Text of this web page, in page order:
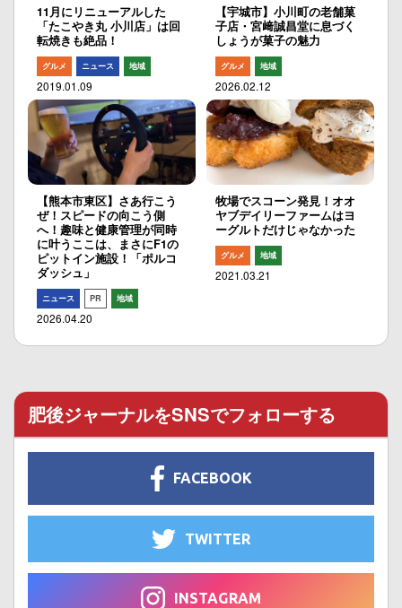
11月にリニューアルした
「たこやき丸 小川店」は回
転焼きも絶品！
グルメ ニュース 地域
2019.01.09
【宇城市】小川町の老舗菓
子店・宮﨑誠昌堂に息づく
しょうが菓子の魅力
グルメ 地域
2026.02.12
【熊本市東区】さあ行こう
ぜ！スピードの向こう側
へ！趣味と健康管理が同時
に叶うここは、まさにF1の
ピットイン施設！「ポルコ
ダッシュ」
ニュース PR 地域
2026.04.20
牧場でスコーン発見！オオ
ヤブデイリーファームはヨ
ーグルトだけじゃなかった
グルメ 地域
2021.03.21
肥後ジャーナルをSNSでフォローする
FACEBOOK
TWITTER
INSTAGRAM